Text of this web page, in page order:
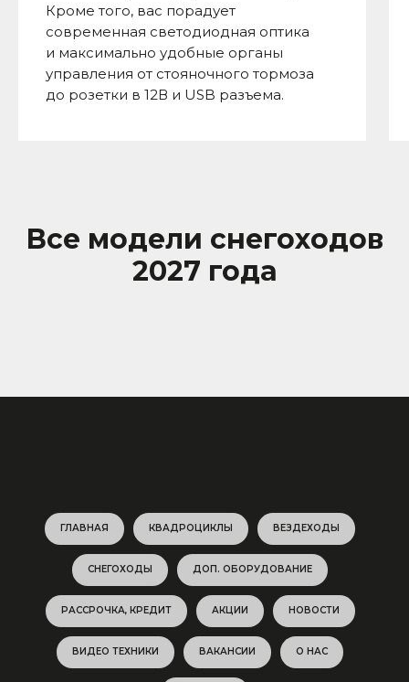
Кроме того, вас порадует
современная светодиодная оптика
и максимально удобные органы
управления от стояночного тормоза
до розетки в 12В и USB разъема.
Все модели снегоходов
2027 года
ГЛАВНАЯ КВАДРОЦИКЛЫ ВЕЗДЕХОДЫ
СНЕГОХОДЫ ДОП. ОБОРУДОВАНИЕ
РАССРОЧКА, КРЕДИТ АКЦИИ НОВОСТИ
ВИДЕО ТЕХНИКИ ВАКАНСИИ О НАС